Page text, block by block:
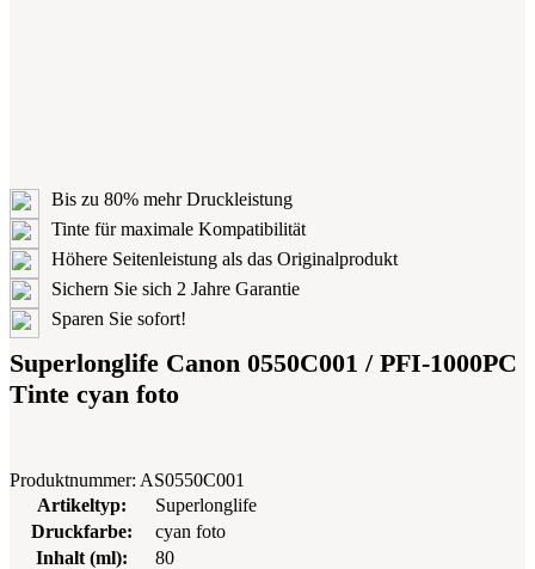
Bis zu 80% mehr Druckleistung
Tinte für maximale Kompatibilität
Höhere Seitenleistung als das Originalprodukt
Sichern Sie sich 2 Jahre Garantie
Sparen Sie sofort!
Superlonglife Canon 0550C001 / PFI-1000PC
Tinte cyan foto
Produktnummer: AS0550C001
Artikeltyp:
Superlonglife
Druckfarbe:
cyan foto
Inhalt (ml):
80